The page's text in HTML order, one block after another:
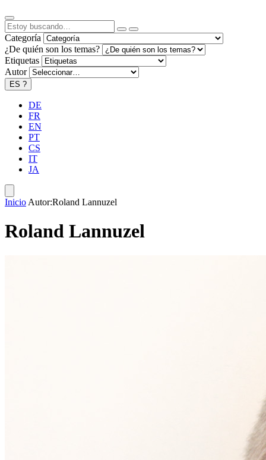
Categoría
¿De quién son los temas?
Etiquetas
Autor
ES ?
DE
FR
EN
PT
CS
IT
JA
Inicio Autor:Roland Lannuzel
Roland Lannuzel